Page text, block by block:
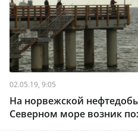
02.05.19, 9:05
На норвежской
Северном море возник